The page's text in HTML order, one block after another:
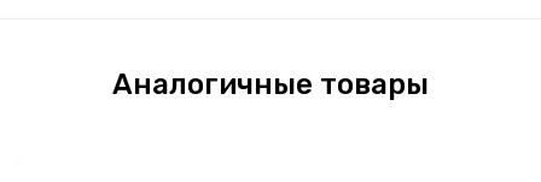
Аналогичные товары